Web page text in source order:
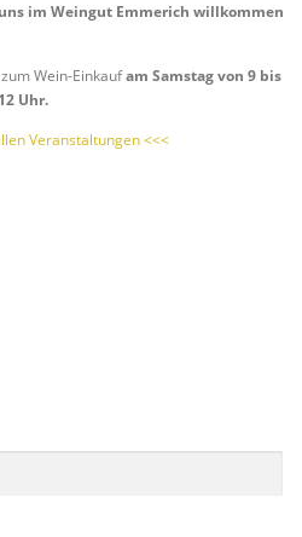
im Weingut Emmerich willkommen
Wein-Einkaufam Samstag von 9 bis
Uhr.
Veranstaltungen <<<